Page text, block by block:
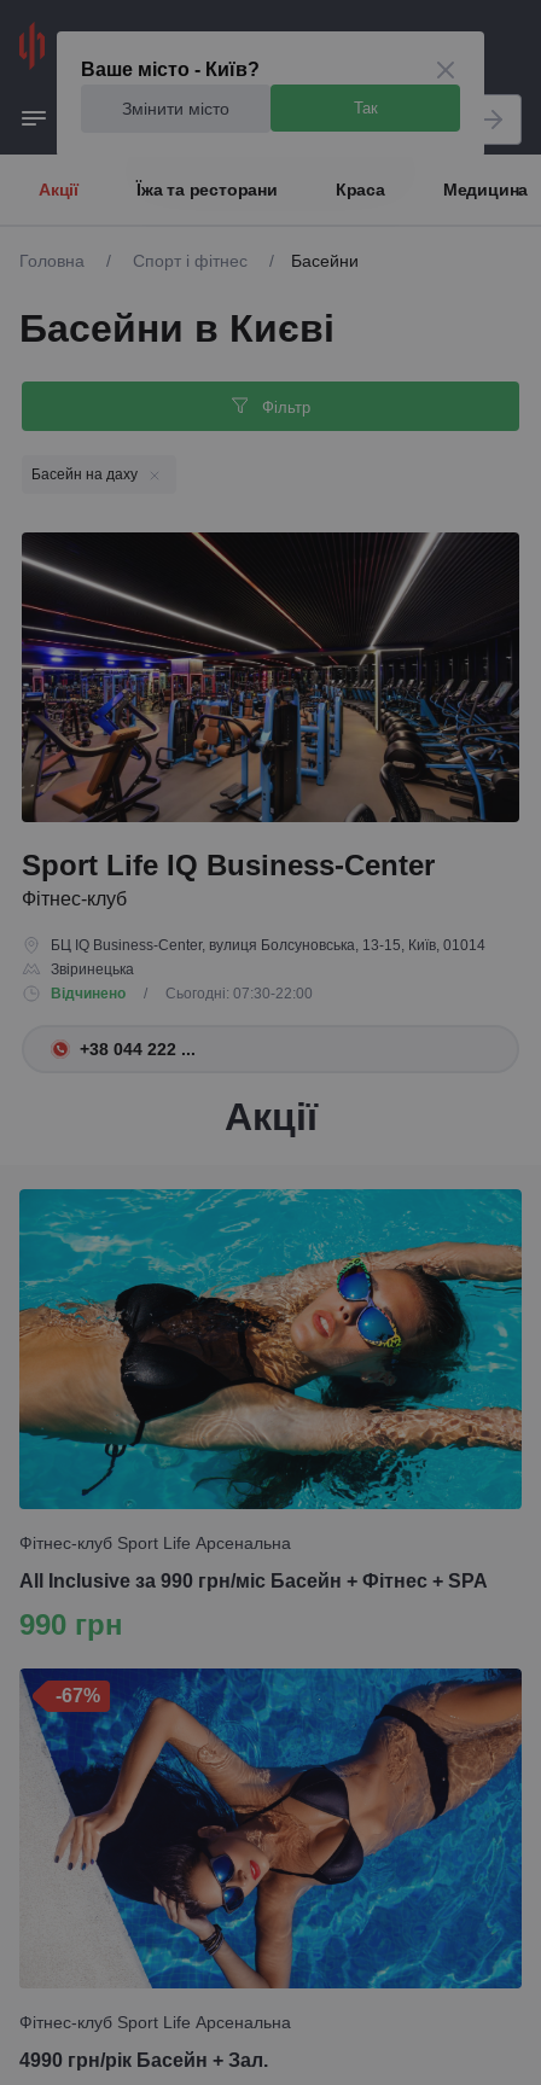
Ваше місто - Київ?
Змінити місто Так
Акції Їжа та ресторани Краса Медицина
Головна / Спорт і фітнес / Басейни
Басейни в Києві
Фільтр
Басейн на даху
Sport Life IQ Business-Center
Фітнес-клуб
БЦ IQ Business-Center, вулиця Болсуновська, 13-15, Київ, 01014
Звіринецька
Відчинено
/ Сьогодні: 07:30-22:00
+38 044 222 ...
Акції
Фітнес-клуб Sport Life Арсенальна
All Inclusive за 990 грн/міс Басейн + Фітнес + SPA
990 грн
-67%
Фітнес-клуб Sport Life Арсенальна
4990 грн/рік Басейн + Зал.